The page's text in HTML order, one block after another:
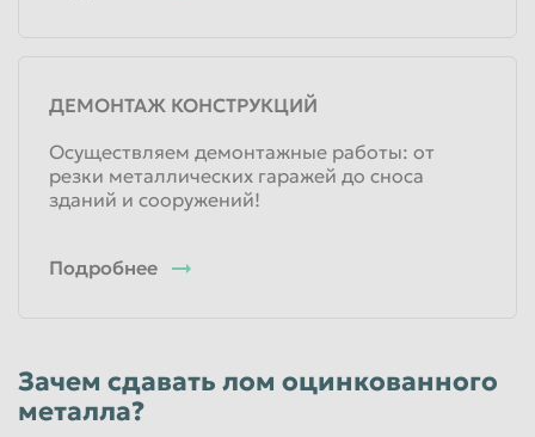
ДЕМОНТАЖ КОНСТРУКЦИЙ
Осуществляем демонтажные работы: от
резки металлических гаражей до сноса
зданий и сооружений!
Подробнее
Зачем сдавать лом оцинкованного
металла?